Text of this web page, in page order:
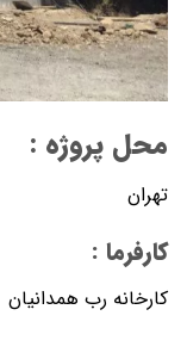
محل پروژه :
تهران
کارفرما :
كارخانه رب همدانيان